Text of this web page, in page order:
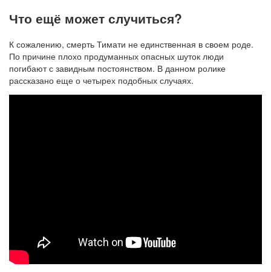
Что ещё может случиться?
К сожалению, смерть Тимати не единственная в своем роде.
По причине плохо продуманных опасных шуток люди
погибают с завидным постоянством. В данном ролике
рассказано еще о четырех подобных случаях.